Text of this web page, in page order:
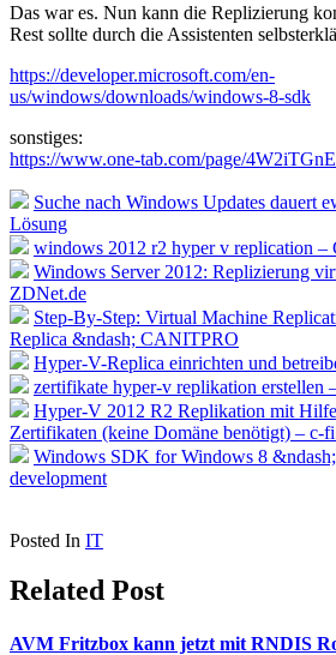
Das war es. Nun kann die Replizierung
Rest sollte durch die Assistenten
https://developer.microsoft.com/en-
us/windows/downloads/windows-8-sdk
sonstiges:
https://www.one-tab.com/page/
Suche nach Windows Updates dauert
Lösung
windows 2012 r2 hyper v replication –
Windows Server 2012: Replizierung
ZDNet.de
Step-By-Step: Virtual Machine
Replica &ndash; CANITPRO
Hyper-V-Replica einrichten und
zertifikate hyper-v replikation erstellen
Hyper-V 2012 R2 Replikation mit
Zertifikaten (keine Domäne benötigt) –
Windows SDK for Windows 8
development
Posted In IT
Related Post
AVM Fritzbox kann jetzt mit RNDIS